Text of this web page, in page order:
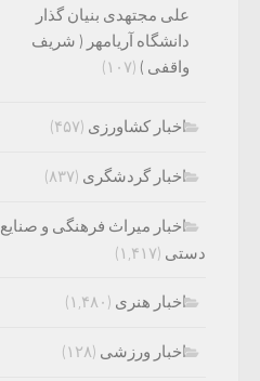
علی مجتهدی بنیان گذار
دانشگاه آریامهر ( شریف
واقفی ) (۱۰۷)
اخبار کشاورزی (۴۵۷)
اخبار گردشگری (۸۳۷)
اخبار میراث فرهنگی و صنایع
دستی (۱,۴۱۷)
اخبار هنری (۱,۴۸۰)
اخبار ورزشی (۱۲۸)